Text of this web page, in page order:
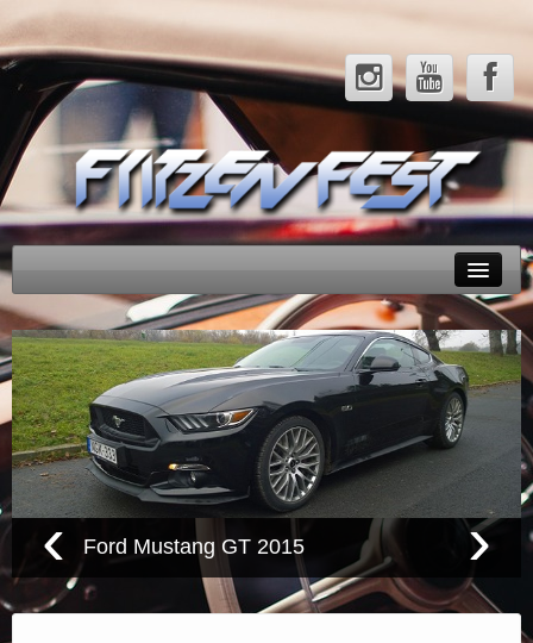
Rendezvényeink
Tesztek
Hírek
Galéria
Partnerek
Elérhetőségek
Ford Mustang GT 2015
‹ ›